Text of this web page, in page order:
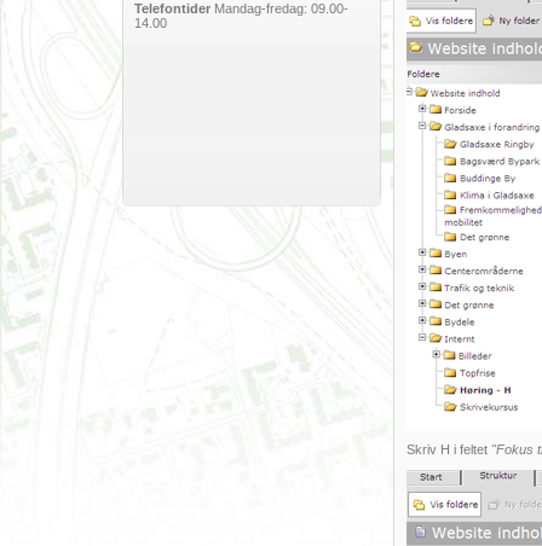
Telefontider Mandag-fredag: 09.00-
14.00
Skriv H i feltet "Fokus